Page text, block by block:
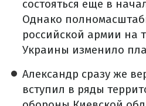
состояться еще в
Однако
российской армии на
Украины изменило
Александр сразу же
вступил в ряды